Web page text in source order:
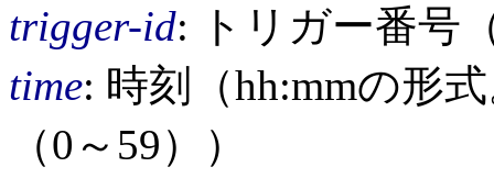
trigger-id: トリガー番号
time: 時刻（hh:mmの形
（0～59））